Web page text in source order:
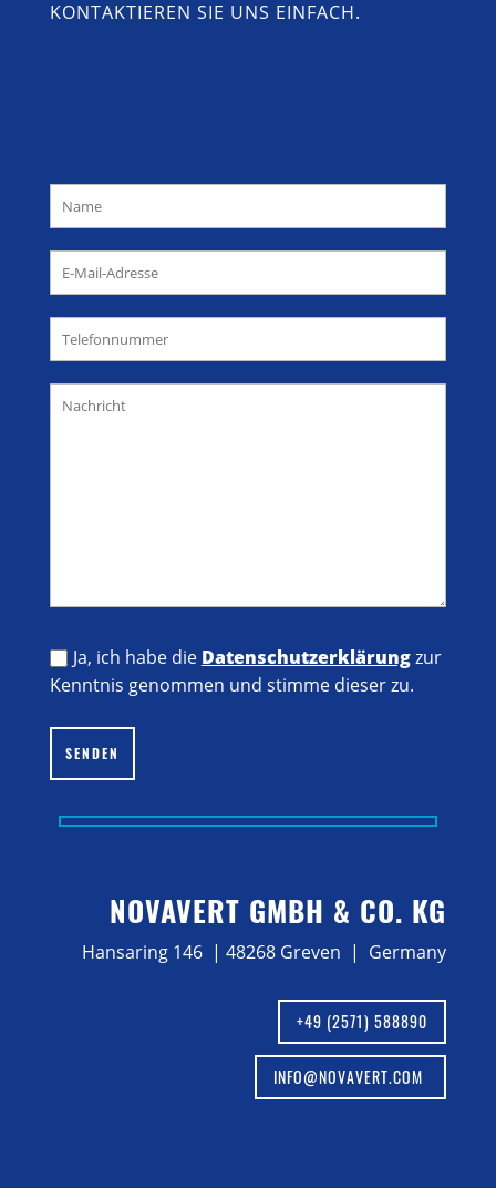
KONTAKTIEREN SIE UNS EINFACH.
Ja, ich habe die Datenschutzerklärungzur
Kenntnis genommen und stimme dieser zu.
Bitte lasse dieses Feld leer.
SENDEN
NOVAVERT GMBH & CO. KG
Hansaring 146 | 48268 Greven | Germany
+49 (2571) 588890
INFO@NOVAVERT.COM